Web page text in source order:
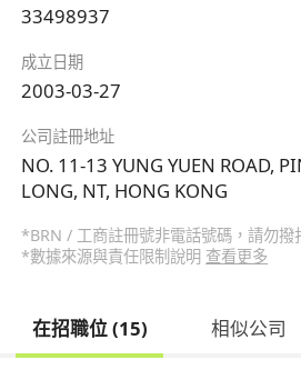
33498937
成立日期
2003-03-27
公司註冊地址
NO. 11-13 YUNG YUEN ROAD,
LONG, NT, HONG KONG
*BRN / 工商註冊號非電話號碼，請勿撥
*數據來源與責任限制說明 查看更多
在招職位 (15) 相似公司